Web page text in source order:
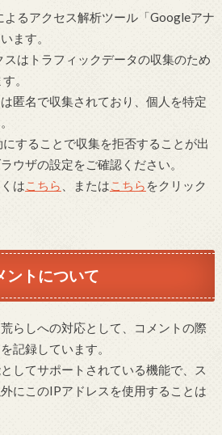
るアクセス解析ツール「Googleアナ
ます。
はトラフィックデータの収集のため
。
匿名で収集されており、個人を特定
することで収集を拒否することが出
ウザの設定をご確認ください。
はこちら 、またはこちらをクリック
ントについて
らしへの対応として、コメントの際
記録しています。
してサポートされている機能で、ス
にこのIPアドレスを使用することは